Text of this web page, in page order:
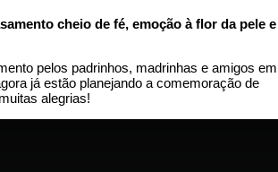
cheio de fé, emoção à flor da pele e
pelos padrinhos, madrinhas e amigos em
já estão planejando a comemoração de
alegrias!